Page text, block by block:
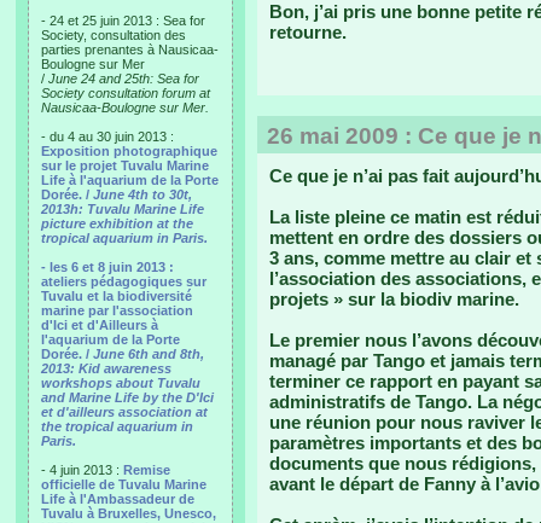
- 24 et 25 juin 2013 : Sea for
Society, consultation des
parties prenantes à Nausicaa-
Boulogne sur Mer
/ June 24 and 25th: Sea for
Society consultation forum at
Nausicaa-Boulogne sur Mer.
- du 4 au 30 juin 2013 :
Exposition photographique
sur le projet Tuvalu Marine
Life à l'aquarium de la Porte
Dorée. / June 4th to 30t,
2013h: Tuvalu Marine Life
picture exhibition at the
tropical aquarium in Paris.
- les 6 et 8 juin 2013 :
ateliers pédagogiques sur
Tuvalu et la biodiversité
marine par l'association
d'Ici et d'Ailleurs à
l'aquarium de la Porte
Dorée. / June 6th and 8th,
2013: Kid awareness
workshops about Tuvalu
and Marine Life by the D'Ici
et d'ailleurs association at
the tropical aquarium in
Paris.
- 4 juin 2013 : Remise
officielle de Tuvalu Marine
Life à l'Ambassadeur de
Tuvalu à Bruxelles, Unesco,
Bon, j’ai pris une bonne petite
retourne.
26 mai 2009 : Ce que je
Ce que je n’ai pas fait
La liste pleine ce matin est
mettent en ordre des dossiers
3 ans, comme mettre au clair et
l’association des associations,
projets » sur la biodiv marine.
Le premier nous l’avons
managé par Tango et jamais
terminer ce rapport en payant
administratifs de Tango. La
une réunion pour nous raviver
paramètres importants et des
documents que nous
avant le départ de Fanny à